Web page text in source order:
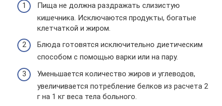
Пища не должна раздражать слизистую
кишечника. Исключаются продукты, богатые
клетчаткой и жиром.
Блюда готовятся исключительно диетическим
способом с помощью варки или на пару.
Уменьшается количество жиров и углеводов,
увеличивается потребление белков из расчета 2
г на 1 кг веса тела больного.